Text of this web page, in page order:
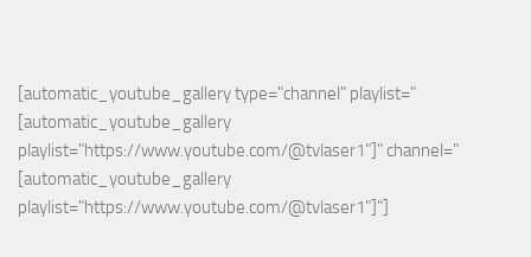
[automatic_youtube_gallery type="channel" playlist="
[automatic_youtube_gallery
playlist="https://www.youtube.com/@tvlaser1"]" channel="
[automatic_youtube_gallery
playlist="https://www.youtube.com/@tvlaser1"]"]